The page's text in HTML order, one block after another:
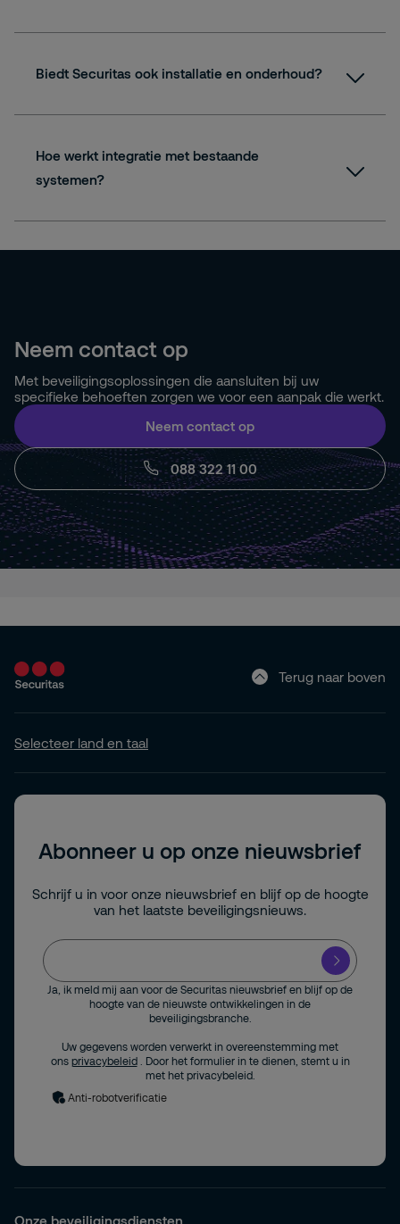
Biedt Securitas ook installatie en onderhoud?
Hoe werkt integratie met bestaande
systemen?
Neem contact op
Met beveiligingsoplossingen die aansluiten bij uw
specifieke behoeften zorgen we voor een aanpak die werkt.
088 322 11 00
Neem contact op
Terug naar boven
Selecteer land en taal
Abonneer u op onze nieuwsbrief
Schrijf u in voor onze nieuwsbrief en blijf op de hoogte
van het laatste beveiligingsnieuws.
Ja, ik meld mij aan voor de Securitas nieuwsbrief en blijf op de
hoogte van de nieuwste ontwikkelingen in de
beveiligingsbranche.
Uw gegevens worden verwerkt in overeenstemming met
ons privacybeleid
. Door het formulier in te dienen, stemt u in
met het privacybeleid.
Anti-robotverificatie
Onze beveiligingsdiensten